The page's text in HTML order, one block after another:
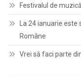
Festivalul de
La 24 ianuarie
Române
Vrei să faci parte